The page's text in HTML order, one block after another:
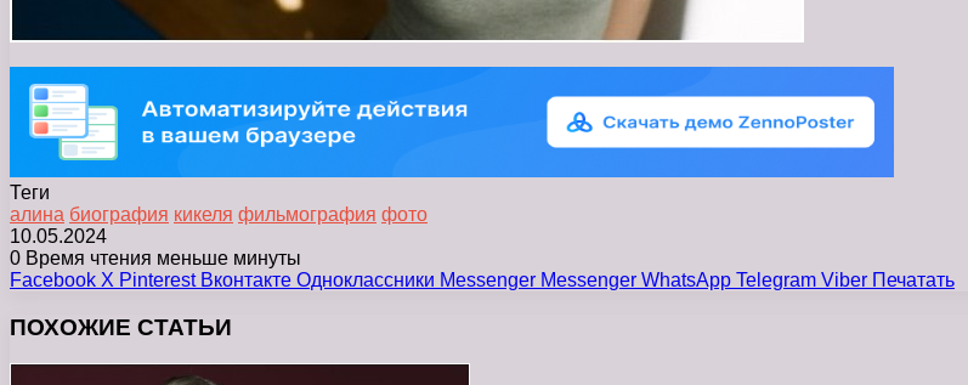
Теги
алина биография кикеля фильмография фото
10.05.2024
0 Время чтения меньше минуты
Facebook X Pinterest Вконтакте Одноклассники Messenger Messenger WhatsApp Telegram Viber Печатать
ПОХОЖИЕ СТАТЬИ